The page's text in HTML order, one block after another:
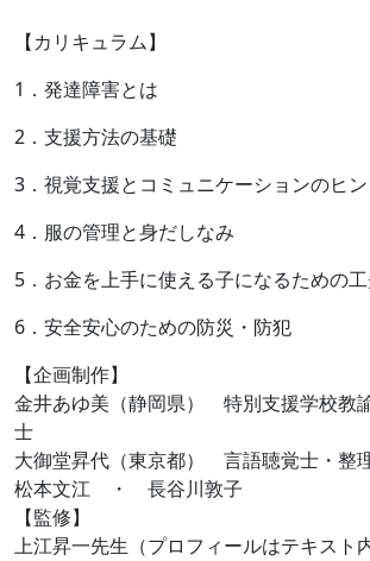
【カリキュラム】
1．発達障害とは
2．支援方法の基礎
3．視覚支援とコミュニケーションのヒン
4．服の管理と身だしなみ
5．お金を上手に使える子になるための
6．安全安心のための防災・防犯
【企画制作】
金井あゆ美（静岡県） 特別支援学校教
士
大御堂昇代（東京都） 言語聴覚士・整
松本文江 ・ 長谷川敦子
【監修】
上江昇一先生（プロフィールはテキスト